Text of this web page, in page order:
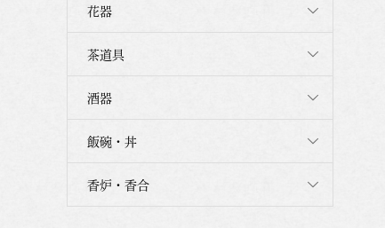
花器
茶道具
酒器
飯碗・丼
香炉・香合